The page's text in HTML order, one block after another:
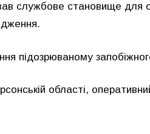
службове становище
підозрюваному
області,